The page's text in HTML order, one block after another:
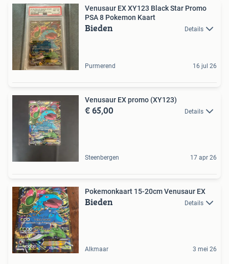
Venusaur EX XY123 Black Star Promo
PSA 8 Pokemon Kaart
Bieden Details
Purmerend 16 jul 26
Venusaur EX promo (XY123)
€ 65,00 Details
Steenbergen 17 apr 26
Pokemonkaart 15-20cm Venusaur EX
Bieden Details
Alkmaar 3 mei 26